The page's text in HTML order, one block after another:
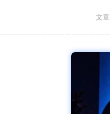
文章